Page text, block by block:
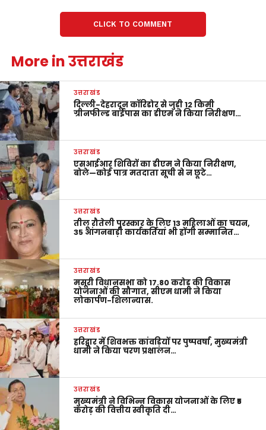
CLICK TO COMMENT
More in उत्तराखंड
उत्तराखंड
दिल्ली-देहरादून कॉरिडोर से जुड़ी 12 किमी
ग्रीनफील्ड बाईपास का डीएम ने किया निरीक्षण…
उत्तराखंड
एसआईआर शिविरों का डीएम ने किया निरीक्षण,
बोले—कोई पात्र मतदाता सूची से न छूटे…
उत्तराखंड
तीलू रौतेली पुरस्कार के लिए 13 महिलाओं का चयन,
35 आंगनबाड़ी कार्यकर्तियां भी होंगी सम्मानित…
उत्तराखंड
मसूरी विधानसभा को 17.80 करोड़ की विकास
योजनाओं की सौगात, सीएम धामी ने किया
लोकार्पण-शिलान्यास.
उत्तराखंड
हरिद्वार में शिवभक्त कांवड़ियों पर पुष्पवर्षा, मुख्यमंत्री
धामी ने किया चरण प्रक्षालन…
उत्तराखंड
मुख्यमंत्री ने विभिन्न विकास योजनाओं के लिए ₹5
करोड़ की वित्तीय स्वीकृति दी…